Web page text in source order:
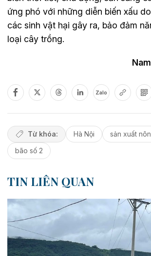
ứng phó với những diễn biến xấu
các sinh vật hại gây ra, bảo đảm
loại cây trồng.
Zalo
Từ khóa: Hà Nội
sản xuất
bão số 2
TIN LIÊN QUAN